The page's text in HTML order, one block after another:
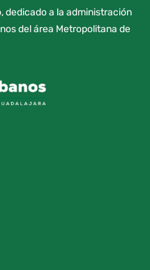
dedicado a la administración
del área Metropolitana de